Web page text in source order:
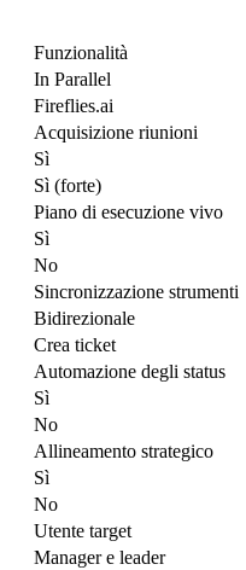
Funzionalità
In Parallel
Fireflies.ai
Acquisizione riunioni
Sì
Sì (forte)
Piano di esecuzione vivo
Sì
No
Sincronizzazione strumenti
Bidirezionale
Crea ticket
Automazione degli status
Sì
No
Allineamento strategico
Sì
No
Utente target
Manager e leader